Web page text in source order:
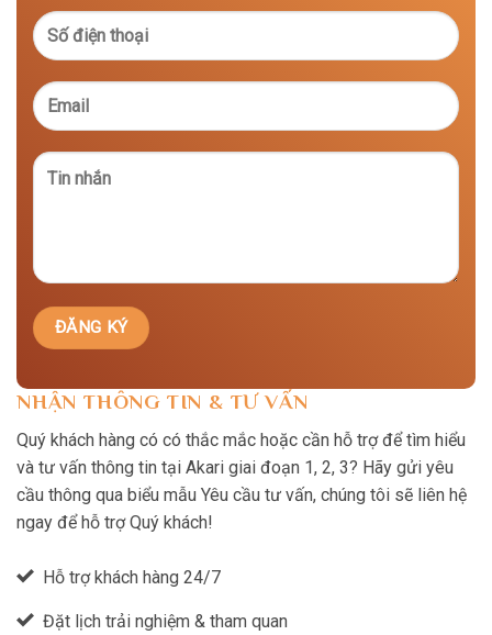
NHẬN THÔNG TIN & TƯ VẤN
Quý khách hàng có có thắc mắc hoặc cần hỗ trợ để tìm hiểu
và tư vấn thông tin tại Akari giai đoạn 1, 2, 3? Hãy gửi yêu
cầu thông qua biểu mẫu Yêu cầu tư vấn, chúng tôi sẽ liên hệ
ngay để hỗ trợ Quý khách!
Hỗ trợ khách hàng 24/7
Đặt lịch trải nghiệm & tham quan